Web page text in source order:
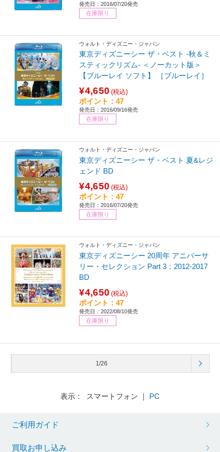
発売日：2016/07/20発売
在庫限り
ウォルト・ディズニー・ジャパン
東京ディズニーシー ザ・ベスト -秋＆ミ
スティックリズム- ＜ノーカット版＞
【ブルーレイ ソフト】 ［ブルーレイ］
¥4,650 (税込)
ポイント：47
発売日：2016/09/16発売
在庫限り
ウォルト・ディズニー・ジャパン
東京ディズニーシー ザ・ベスト 夏&レジ
ェンド BD
¥4,650 (税込)
ポイント：47
発売日：2016/07/20発売
在庫限り
ウォルト・ディズニー・ジャパン
東京ディズニーシー 20周年 アニバーサ
リー・セレクション Part 3：2012-2017
BD
¥4,650 (税込)
ポイント：47
発売日：2022/08/10発売
在庫限り
1/26
表示： スマートフォン ｜ PC
ご利用ガイド
買取お申し込み